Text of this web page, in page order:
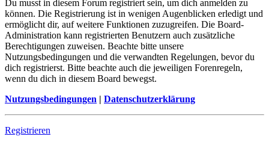
Du musst in diesem Forum registriert sein, um dich anmelden zu
können. Die Registrierung ist in wenigen Augenblicken erledigt und
ermöglicht dir, auf weitere Funktionen zuzugreifen. Die Board-
Administration kann registrierten Benutzern auch zusätzliche
Berechtigungen zuweisen. Beachte bitte unsere
Nutzungsbedingungen und die verwandten Regelungen, bevor du
dich registrierst. Bitte beachte auch die jeweiligen Forenregeln,
wenn du dich in diesem Board bewegst.
Nutzungsbedingungen | Datenschutzerklärung
Registrieren